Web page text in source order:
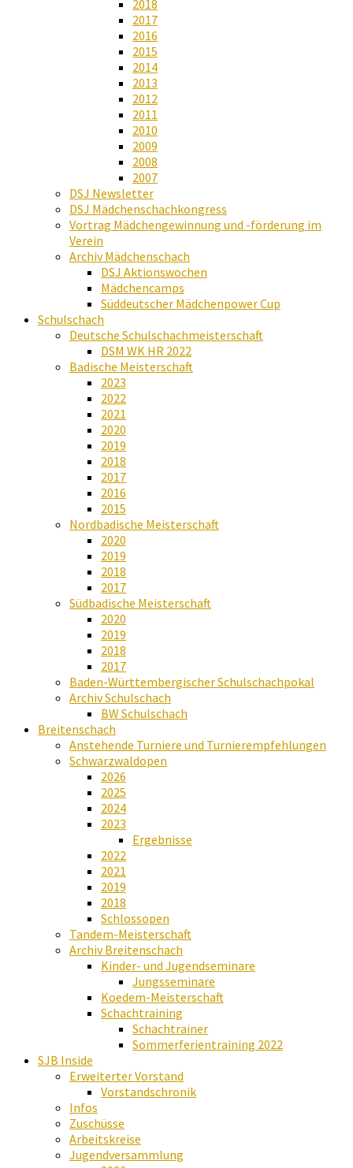
2018
2017
2016
2015
2014
2013
2012
2011
2010
2009
2008
2007
DSJ Newsletter
DSJ Mädchenschachkongress
Vortrag Mädchengewinnung und -förderung im
Verein
Archiv Mädchenschach
DSJ Aktionswochen
Mädchencamps
Süddeutscher Mädchenpower Cup
Schulschach
Deutsche Schulschachmeisterschaft
DSM WK HR 2022
Badische Meisterschaft
2023
2022
2021
2020
2019
2018
2017
2016
2015
Nordbadische Meisterschaft
2020
2019
2018
2017
Südbadische Meisterschaft
2020
2019
2018
2017
Baden-Württembergischer Schulschachpokal
Archiv Schulschach
BW Schulschach
Breitenschach
Anstehende Turniere und Turnierempfehlungen
Schwarzwaldopen
2026
2025
2024
2023
Ergebnisse
2022
2021
2019
2018
Schlossopen
Tandem-Meisterschaft
Archiv Breitenschach
Kinder- und Jugendseminare
Jungsseminare
Koedem-Meisterschaft
Schachtraining
Schachtrainer
Sommerferientraining 2022
SJB Inside
Erweiterter Vorstand
Vorstandschronik
Infos
Zuschüsse
Arbeitskreise
Jugendversammlung